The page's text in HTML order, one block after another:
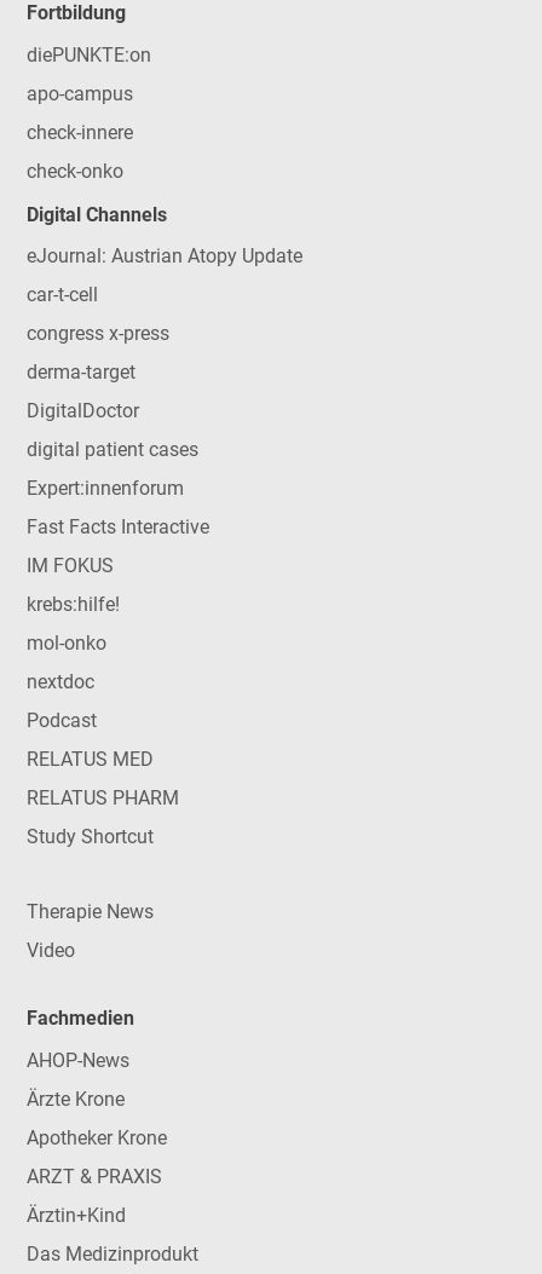
Fortbildung
diePUNKTE:on
apo-campus
check-innere
check-onko
Digital Channels
eJournal: Austrian Atopy Update
car-t-cell
congress x-press
derma-target
DigitalDoctor
digital patient cases
Expert:innenforum
Fast Facts Interactive
IM FOKUS
krebs:hilfe!
mol-onko
nextdoc
Podcast
RELATUS MED
RELATUS PHARM
Study Shortcut
Therapie News
Video
Fachmedien
AHOP-News
Ärzte Krone
Apotheker Krone
ARZT & PRAXIS
Ärztin+Kind
Das Medizinprodukt